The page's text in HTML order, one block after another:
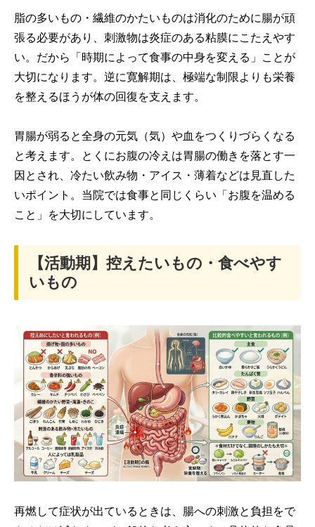
脂の多いもの・繊維のかたいものは消化のために腸が頑
張る必要があり、刺激物は炎症のある粘膜にこたえやす
い。だから「時期によって食事の中身を変える」ことが
大切になります。逆に寛解期は、極端な制限よりも栄養
を整えるほうが体の回復を支えます。
胃腸が弱ると全身の元気（気）や血をつくりづらくなる
と考えます。とくにお腹の冷えは胃腸の働きを落とす一
因とされ、冷たい飲み物・アイス・薄着などは見直した
いポイント。当院では食事と同じくらい「お腹を温める
こと」を大切にしています。
【活動期】控えたいもの・食べやす
いもの
再燃して症状が出ているときは、腸への刺激と負担をで